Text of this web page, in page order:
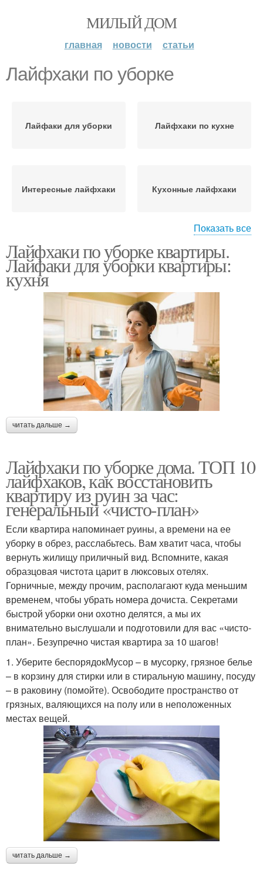
МИЛЫЙ ДОМ
главная новости статьи
Лайфхаки по уборке
Лайфаки для уборки Лайфхаки по кухне
Интересные лайфхаки Кухонные лайфхаки
Полезные лайфхаки Лайфхак на десерт
Виртуальная уборка Лайфхаки для уборки
Быстрая уборка
Показать все
Лайфхаки по уборке квартиры.
Лайфаки для уборки квартиры:
кухня
читать дальше →
Лайфхаки по уборке дома. ТОП 10
лайфхаков, как восстановить
квартиру из руин за час:
генеральный «чисто-план»
Если квартира напоминает руины, а времени на ее
уборку в обрез, расслабьтесь. Вам хватит часа, чтобы
вернуть жилищу приличный вид. Вспомните, какая
образцовая чистота царит в люксовых отелях.
Горничные, между прочим, располагают куда меньшим
временем, чтобы убрать номера дочиста. Секретами
быстрой уборки они охотно делятся, а мы их
внимательно выслушали и подготовили для вас «чисто-
план». Безупречно чистая квартира за 10 шагов!
1. Уберите беспорядокМусор – в мусорку, грязное белье
– в корзину для стирки или в стиральную машину, посуду
– в раковину (помойте). Освободите пространство от
грязных, валяющихся на полу или в неположенных
местах вещей.
читать дальше →